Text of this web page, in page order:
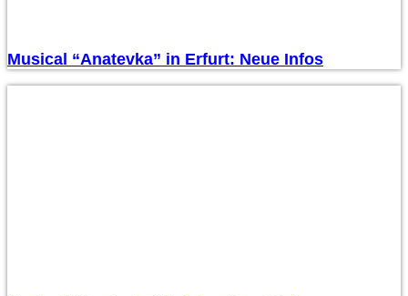
Musical “Anatevka” in Erfurt: Neue Infos